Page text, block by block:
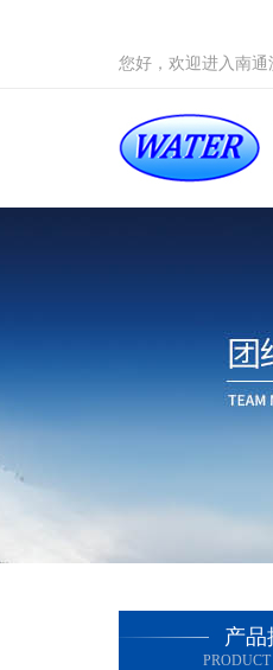
您好，欢迎进入南通
产品